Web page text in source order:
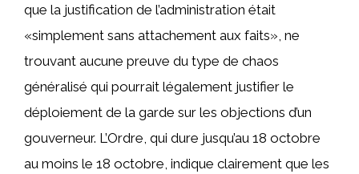
que la justification de l’administration était
«simplement sans attachement aux faits», ne
trouvant aucune preuve du type de chaos
généralisé qui pourrait légalement justifier le
déploiement de la garde sur les objections d’un
gouverneur. L’Ordre, qui dure jusqu’au 18 octobre
au moins le 18 octobre, indique clairement que les